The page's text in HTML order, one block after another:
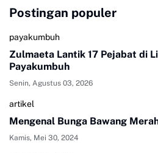
Postingan populer
payakumbuh
Zulmaeta Lantik 17 Pejabat di
Payakumbuh
Senin, Agustus 03, 2026
artikel
Mengenal Bunga Bawang
Kamis, Mei 30, 2024